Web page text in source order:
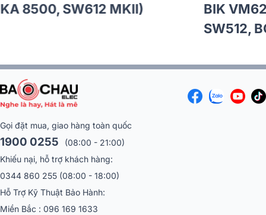
BKSound DKA 8500, SW612 MKII)
Gọi đặt mua, giao hàng toàn quốc
1900 0255 (08:00 - 21:00)
Khiếu nại, hỗ trợ khách hàng:
0344 860 255(08:00 - 18:00)
Hỗ Trợ Kỹ Thuật Bảo Hành:
Miền Bắc :096 169 1633
Miền Nam: 086 551 3799